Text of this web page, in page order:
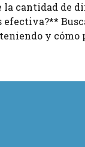
la cantidad de
efectiva?**
y cómo